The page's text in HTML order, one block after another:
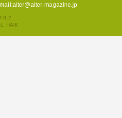
magazine.jp
HAIK